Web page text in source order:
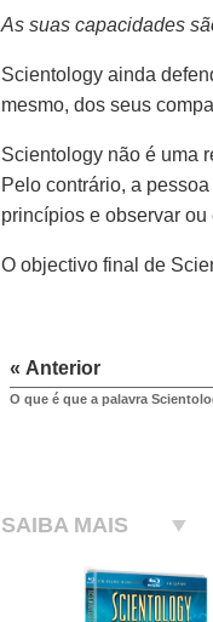
As suas capacidades
Scientology ainda
mesmo, dos seus
Scientology não é uma
Pelo contrário, a
princípios e observar
O objectivo final de
« Anterior
O que é que a palavra
SAIBA MAIS